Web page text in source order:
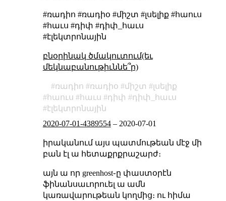
#ռադիո #ռադիօ #միշտ #լսելիք #հաուս
#հաւս #դիփ #դիփ_հաւս
#էլեկտրոնային
բնօրինակ ծմակուտում(եւ
մեկնաբանութիւննե՞ր)
ռադիո ռադիօ միշտ
լսելիք
հաուս
հաւս դիփ
դիփ_հաւս
էլեկտրոնային
2020-07-01-4389554– 2020-07-01
իրականում այս պատմութեան մէջ մի
բան էլ ա հետաքրքրաշարժ։
այն ա որ greenhost֊ը փաստօրէն
ֆինանսաւորուել ա ամն
կառավարութեան կողմից։ ու հիմա